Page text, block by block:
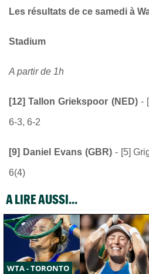
Les résultats de ce samedi à
Stadium
A partir de 1h
[12] Tallon Griekspoor (NED) -
6-3, 6-2
[9] Daniel Evans (GBR) - [5]
6(4)
A LIRE AUSSI...
WTA - TORONTO